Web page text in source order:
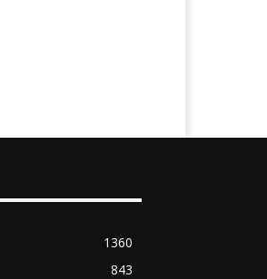
1360
843